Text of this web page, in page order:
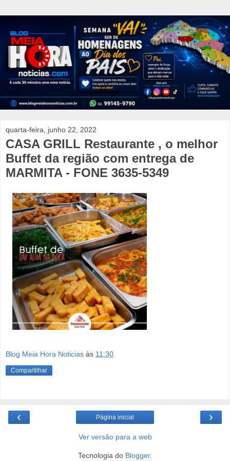
quarta-feira, junho 22, 2022
CASA GRILL Restaurante , o melhor
Buffet da região com entrega de
MARMITA - FONE 3635-5349
Blog Meia Hora Noticias às 11:30
Compartilhar
‹ ›
Página inicial
Ver versão para a web
Tecnologia do Blogger.